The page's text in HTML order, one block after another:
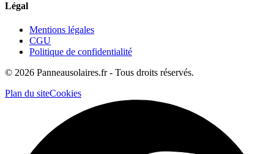
Légal
Mentions légales
CGU
Politique de confidentialité
© 2026 Panneausolaires.fr - Tous droits réservés.
Plan du siteCookies